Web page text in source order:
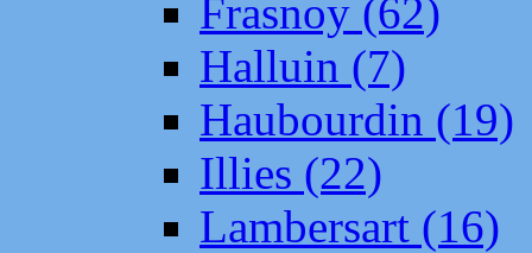
Frasnoy (62)
Halluin (7)
Haubourdin (19)
Illies (22)
Lambersart (16)